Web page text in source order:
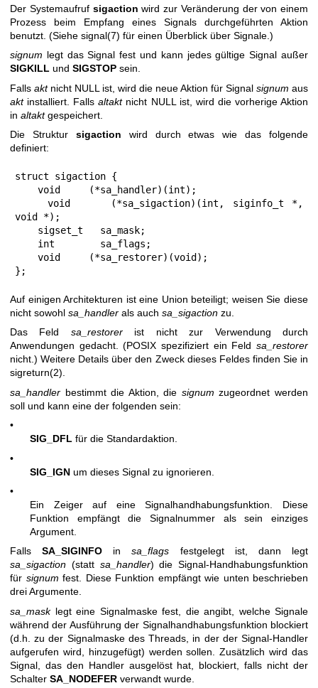
Der Systemaufruf sigaction wird zur Veränderung der von einem
Prozess beim Empfang eines Signals durchgeführten Aktion
benutzt. (Siehe signal(7) für einen Überblick über Signale.)
signum legt das Signal fest und kann jedes gültige Signal außer
SIGKILL und SIGSTOP sein.
Falls aktnicht NULL ist, wird die neue Aktion für Signal signum aus
aktinstalliert. Fallsaltaktnicht NULL ist, wird die vorherige Aktion
in altaktgespeichert.
Die Struktur sigaction wird durch etwas wie das folgende
definiert:
struct sigaction {
void *);
};
Auf einigen Architekturen ist eine Union beteiligt; weisen Sie diese
nicht sowohl sa_handler als auch sa_sigaction zu.
Das Feld sa_restorerist nicht zur Verwendung durch
Anwendungen gedacht. (POSIX spezifiziert ein Feld sa_restorer
nicht.) Weitere Details über den Zweck dieses Feldes finden Sie in
sigreturn(2).
sa_handler bestimmt die Aktion, die signum zugeordnet werden
soll und kann eine der folgenden sein:
•
SIG_DFL für die Standardaktion.
•
SIG_IGN um dieses Signal zu ignorieren.
•
Ein Zeiger auf eine Signalhandhabungsfunktion. Diese
Funktion empfängt die Signalnummer als sein einziges
Argument.
FallsSA_SIGINFO insa_flags festgelegt ist, dann legt
sa_sigaction (statt sa_handler) die Signal-Handhabungsfunktion
für signum fest. Diese Funktion empfängt wie unten beschrieben
drei Argumente.
sa_masklegt eine Signalmaske fest, die angibt, welche Signale
während der Ausführung der Signalhandhabungsfunktion blockiert
(d.h. zu der Signalmaske des Threads, in der der Signal-Handler
aufgerufen wird, hinzugefügt) werden sollen. Zusätzlich wird das
Signal, das den Handler ausgelöst hat, blockiert, falls nicht der
Schalter SA_NODEFER verwandt wurde.